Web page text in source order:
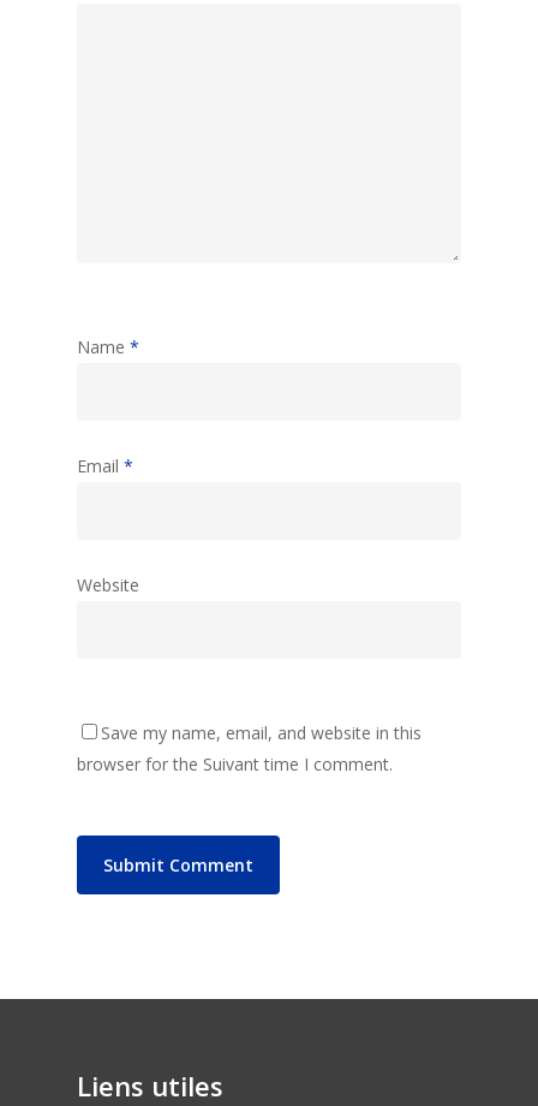
Name *
Email *
Website
Save my name, email, and website in this
browser for the Suivant time I comment.
Liens utiles